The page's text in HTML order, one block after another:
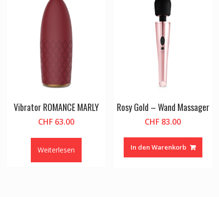
Vibrator ROMANCE MARLY
CHF63.00
Weiterlesen
Rosy Gold – Wand Massager
CHF 83.00
In den Warenkorb